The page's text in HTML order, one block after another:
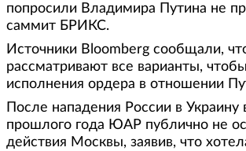
попросили Владимира Путина не
саммит БРИКС.
Источники Bloomberg сообщали,
рассматривают все варианты,
исполнения ордера в отношении
После нападения России в Украину
прошлого года ЮАР публично не
действия Москвы, заявив, что